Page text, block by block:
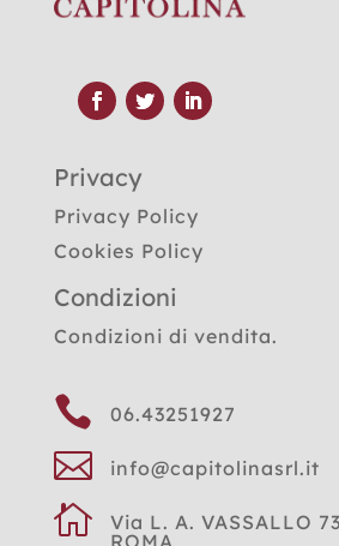
Privacy
Privacy Policy
Cookies Policy
Condizioni
Condizioni di vendita.
 06.43251927
 info@capitolinasrl.it

Via L. A. VASSALLO
ROMA